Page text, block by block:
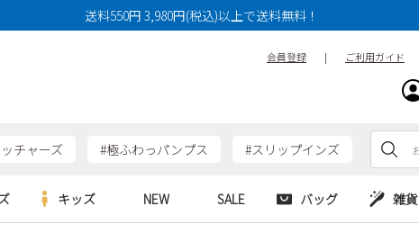
送料550円 3,980円(税込)以上で送料無料！
会員登録 | ご利用ガイド
チャーズ #極ふわっパンプス #スリップインズ
キッズ NEW SALE バッグ 雑貨